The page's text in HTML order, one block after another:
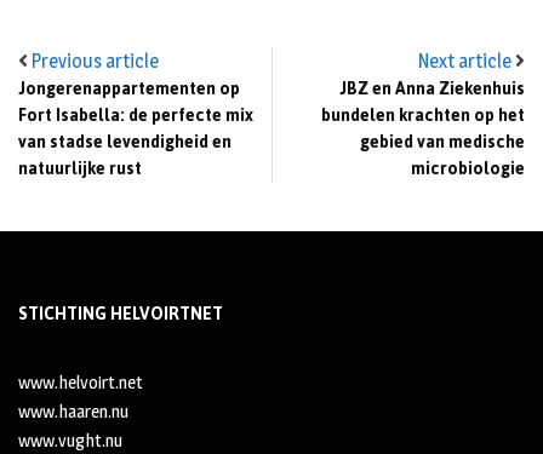
Previous article
Jongerenappartementen op
Fort Isabella: de perfecte mix
van stadse levendigheid en
natuurlijke rust
Next article
JBZ en Anna Ziekenhuis
bundelen krachten op het
gebied van medische
microbiologie
STICHTING HELVOIRTNET
www.helvoirt.net
www.haaren.nu
www.vught.nu